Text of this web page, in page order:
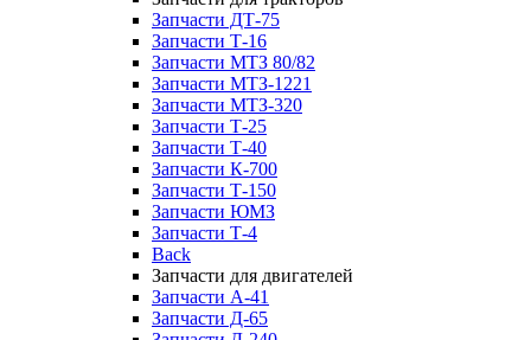
Запчасти ДТ-75
Запчасти Т-16
Запчасти МТЗ 80/82
Запчасти МТЗ-1221
Запчасти МТЗ-320
Запчасти Т-25
Запчасти Т-40
Запчасти К-700
Запчасти Т-150
Запчасти ЮМЗ
Запчасти Т-4
Back
Запчасти для двигателей
Запчасти А-41
Запчасти Д-65